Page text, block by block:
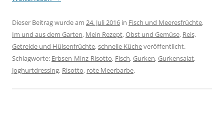
Dieser Beitrag wurde am 24. Juli 2016 in Fisch und Meeresfrüchte,
Im und aus dem Garten, Mein Rezept,Obst und Gemüse, Reis,
Getreide und Hülsenfrüchte,schnelle Kücheveröffentlicht.
Schlagworte: Erbsen-Minz-Risotto, Fisch,Gurken,Gurkensalat,
Joghurtdressing, Risotto, rote Meerbarbe.